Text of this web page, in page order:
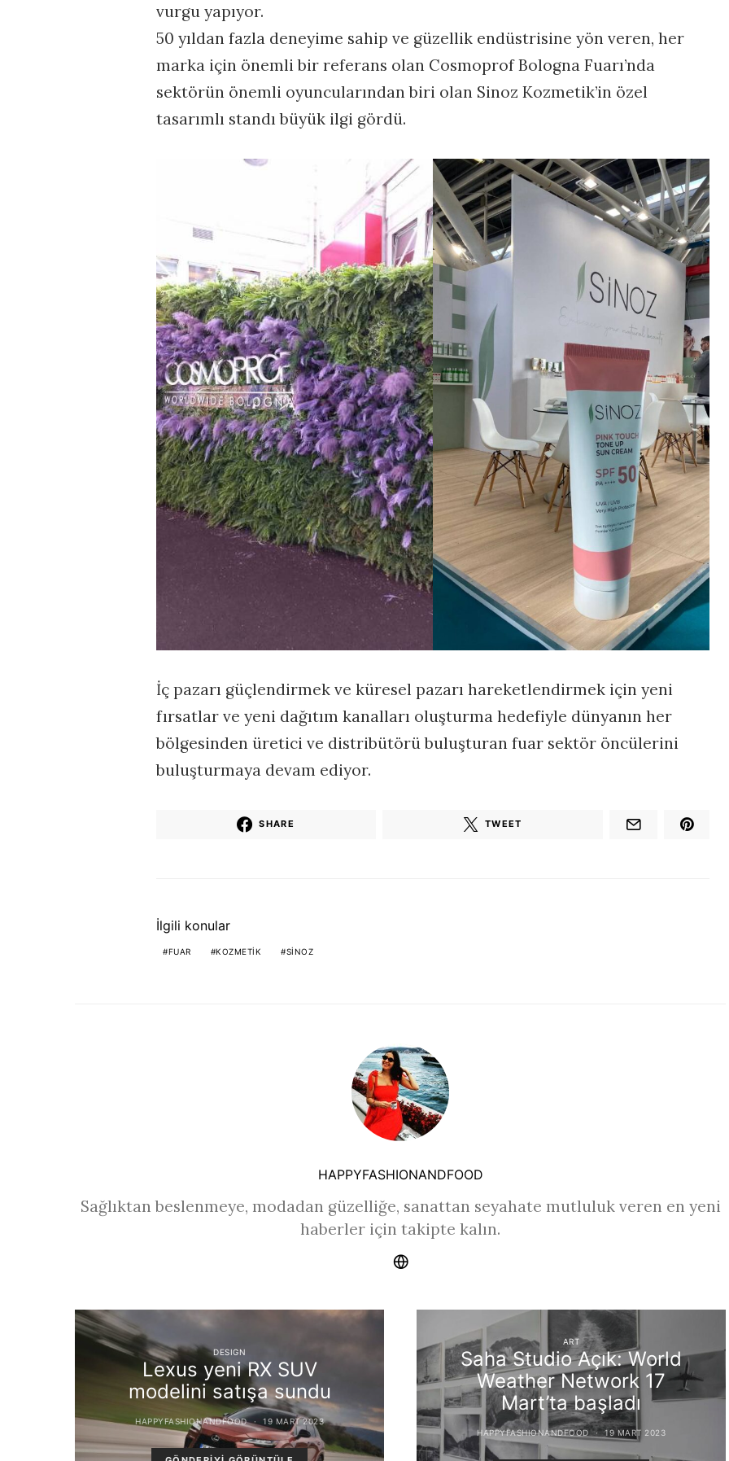
vurgu yapıyor.
50 yıldan fazla deneyime sahip ve güzellik endüstrisine yön veren, her
marka için önemli bir referans olan Cosmoprof Bologna Fuarı’nda
sektörün önemli oyuncularından biri olan Sinoz Kozmetik’in özel
tasarımlı standı büyük ilgi gördü.
İç pazarı güçlendirmek ve küresel pazarı hareketlendirmek için yeni
fırsatlar ve yeni dağıtım kanalları oluşturma hedefiyle dünyanın her
bölgesinden üretici ve distribütörü buluşturan fuar sektör öncülerini
buluşturmaya devam ediyor.
SHARE TWEET
İlgili konular
FUAR KOZMETIK SINOZ
HAPPYFASHIONANDFOOD
Sağlıktan beslenmeye, modadan güzelliğe, sanattan seyahate mutluluk veren en yeni
haberler için takipte kalın.
DESIGN
Lexus yeni RX SUV
modelini satışa sundu
HAPPYFASHIONANDFOOD 19 MART 2023
ART
Saha Studio Açık: World
Weather Network 17
Mart’ta başladı
HAPPYFASHIONANDFOOD 19 MART 2023